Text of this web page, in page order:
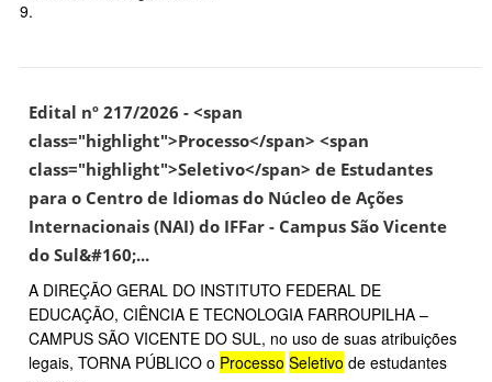
9.
Edital nº 217/2026 - <span
class="highlight">Processo</span> <span
class="highlight">Seletivo</span> de Estudantes
para o Centro de Idiomas do Núcleo de Ações
Internacionais (NAI) do IFFar - Campus São Vicente
do Sul&#160;...
A DIREÇÃO GERAL DO INSTITUTO FEDERAL DE
EDUCAÇÃO, CIÊNCIA E TECNOLOGIA FARROUPILHA –
CAMPUS SÃO VICENTE DO SUL, no uso de suas atribuições
legais, TORNA PÚBLICO o Processo Seletivo de estudantes